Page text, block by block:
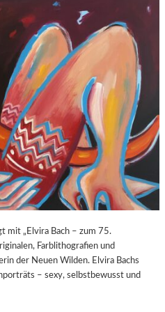
A
R
T
S
2
0
.
G
E
B
U
R
S
T
A
G
X
P
O
S
U
E
“
I
N
D
E
R
O
R
N
F
mit „Elvira Bach – zum 75.
Farblithografien und
der Neuen Wilden. Elvira Bachs
– sexy, selbstbewusst und